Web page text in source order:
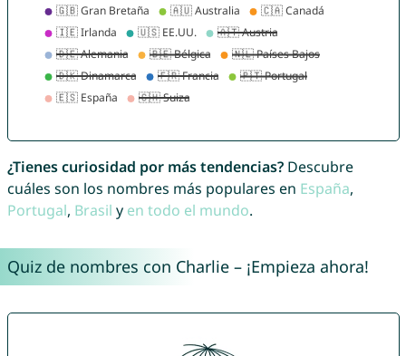
¿Tienes curiosidad por más tendencias?Descubre
cuáles son los nombres más populares en España,
Portugal, Brasil y en todo el mundo.
Quiz de nombres con Charlie – ¡Empieza ahora!